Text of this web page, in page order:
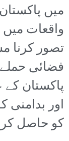
میں
واقعات میں
تصور
فضائی
پاکستان
اور
کو حاصل